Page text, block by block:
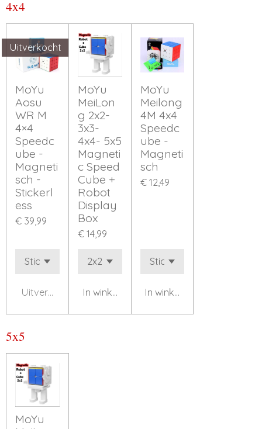
4x4
Uitverkocht
MoYu
Aosu
WR M
4×4
Speedc
ube -
Magneti
sch -
Stickerl
ess
€ 39,99
Uitverkocht
MoYu
MeiLon
g 2x2-
3x3-
4x4- 5x5
Magneti
c Speed
Cube +
Robot
Display
Box
€ 14,99
In winkelwagen
MoYu
Meilong
4M 4x4
Speedc
ube -
Magneti
sch
€ 12,49
In winkelwagen
5x5
MoYu